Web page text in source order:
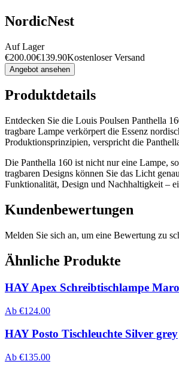
NordicNest
Auf Lager
€200.00€139.90Kostenloser Versand
Angebot ansehen
Produktdetails
Entdecken Sie die Louis Poulsen Panthella
tragbare Lampe verkörpert die Essenz
Produktionsprinzipien, verspricht die
Die Panthella 160 ist nicht nur eine Lampe,
tragbaren Designs können Sie das Licht
Funktionalität, Design und Nachhaltigkeit –
Kundenbewertungen
Melden Sie sich an, um eine Bewertung zu
Ähnliche Produkte
HAY Apex Schreibtischlampe
Ab €124.00
HAY Posto Tischleuchte Silver grey
Ab €135.00